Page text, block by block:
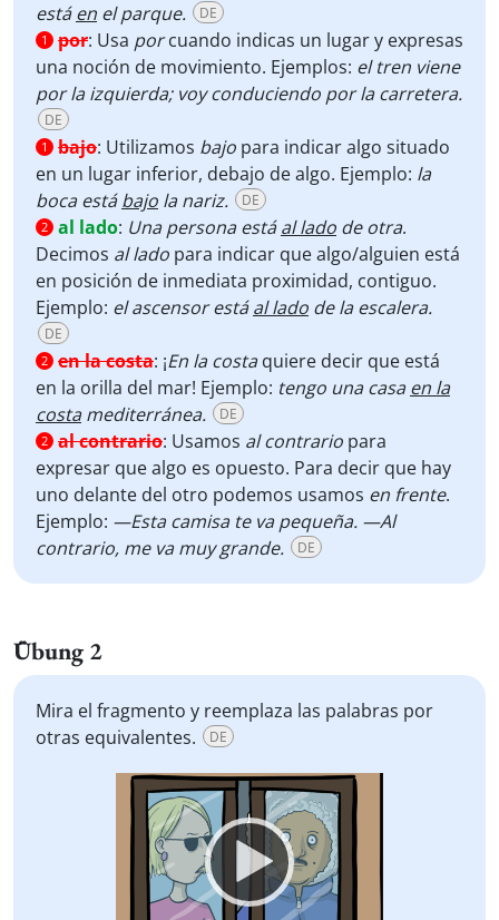
estáen el parque. DE
1 por: Usa porcuando indicas un lugar y expresas
una noción de movimiento. Ejemplos: el tren viene
por la izquierda; voy conduciendo por la carretera.
DE
1 bajo: Utilizamos bajo para indicar algo situado
en un lugar inferior, debajo de algo. Ejemplo: la
boca estábajo la nariz. DE
2 al lado: Una persona estáal lado de otra.
Decimos al lado para indicar que algo/alguien está
en posición de inmediata proximidad, contiguo.
Ejemplo: el ascensor estáal lado de la escalera.
DE
2 en la costa: ¡En la costaquiere decir que está
en la orilla del mar! Ejemplo: tengo una casaen la
costamediterránea. DE
2 al contrario: Usamos al contrario para
expresar que algo es opuesto. Para decir que hay
uno delante del otro podemos usamos en frente.
Ejemplo: —Esta camisa te va pequeña. —Al
contrario, me va muy grande.
DE
Übung 2
Mira el fragmento y reemplaza las palabras por
otras equivalentes.
DE
Video
Player